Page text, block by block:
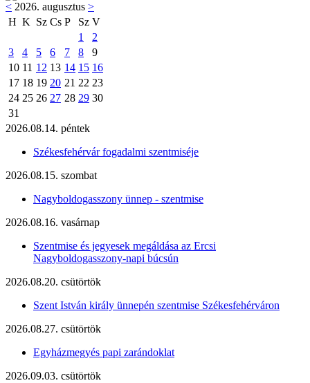
< 2026. augusztus >
H K Sz Cs P Sz V
1
2
3
4 5 6 7 8
9
10 11 12 13 14 15 16
17 18 19 20 21 22 23
24 25 26 27 28 29 30
31
2026.08.14. péntek
Székesfehérvár fogadalmi szentmiséje
2026.08.15. szombat
Nagyboldogasszony ünnep - szentmise
2026.08.16. vasárnap
Szentmise és jegyesek megáldása az Ercsi
Nagyboldogasszony-napi búcsún
2026.08.20. csütörtök
Szent István király ünnepén szentmise Székesfehérváron
2026.08.27. csütörtök
Egyházmegyés papi zarándoklat
2026.09.03. csütörtök